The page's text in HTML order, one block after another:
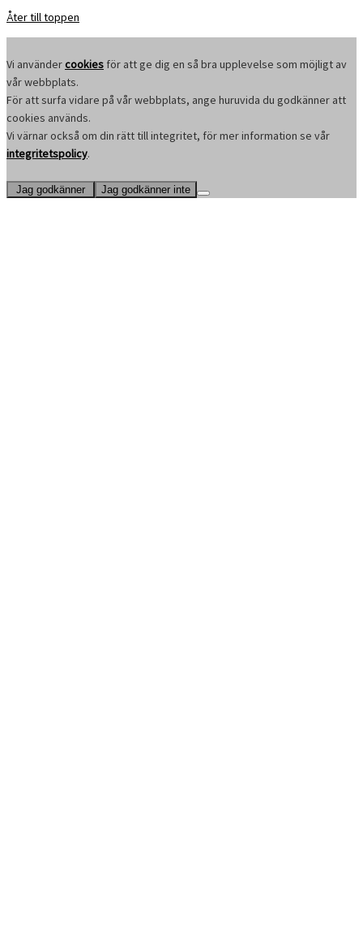
Åter till toppen
Vi användercookies för att ge dig en så bra upplevelse som möjligt av
vår webbplats.
För att surfa vidare på vår webbplats, ange huruvida du godkänner att
cookies används.
Vi värnar också om din rätt till integritet, för mer information se vår
integritetspolicy.
Jag godkänner Jag godkänner inte